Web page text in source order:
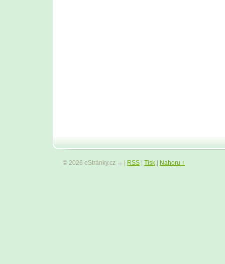
© 2026 eStránky.cz RSS Tisk Nahoru ↑